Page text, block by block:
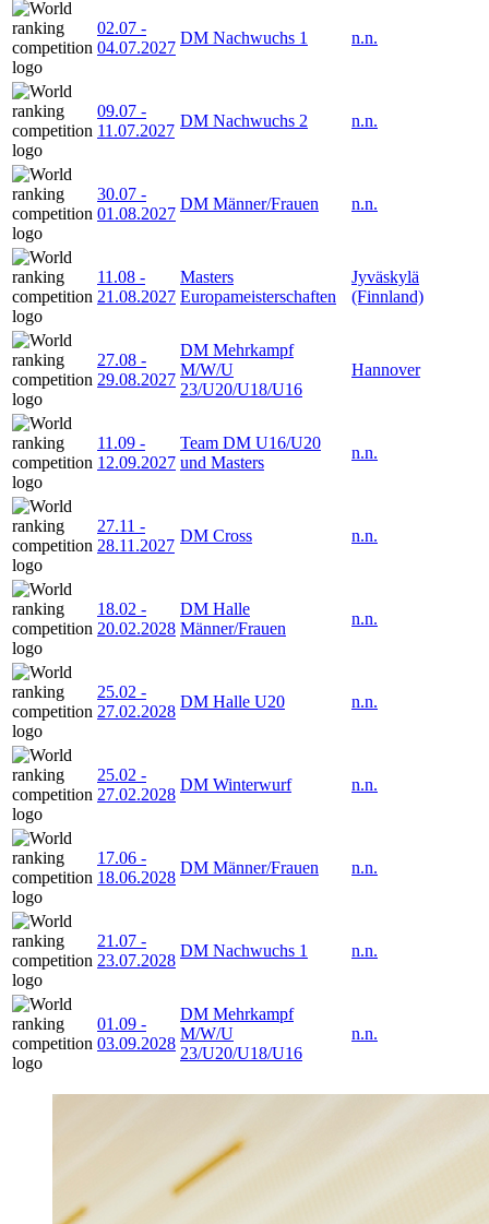
02.07 -
04.07.2027
DM Nachwuchs 1 n.n.
09.07 -
11.07.2027
DM Nachwuchs 2 n.n.
30.07 -
01.08.2027
DM Männer/Frauen n.n.
11.08 -
21.08.2027
Masters
Europameisterschaften
Jyväskylä
(Finnland)
27.08 -
29.08.2027
DM Mehrkampf
M/W/U
23/U20/U18/U16
Hannover
11.09 -
12.09.2027
Team DM U16/U20
und Masters
n.n.
27.11 -
28.11.2027
DM Cross n.n.
18.02 -
20.02.2028
DM Halle
Männer/Frauen
n.n.
25.02 -
27.02.2028
DM Halle U20 n.n.
25.02 -
27.02.2028
DM Winterwurf n.n.
17.06 -
18.06.2028
DM Männer/Frauen n.n.
21.07 -
23.07.2028
DM Nachwuchs 1 n.n.
01.09 -
03.09.2028
DM Mehrkampf
M/W/U
23/U20/U18/U16
n.n.